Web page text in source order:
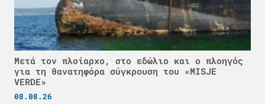
Μετά τον πλοίαρχο, στο εδώλιο και ο πλοηγός
για τη θανατηφόρα σύγκρουση του «MISJE
VERDE»
08.08.26